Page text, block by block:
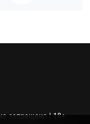
запрещено | 18+